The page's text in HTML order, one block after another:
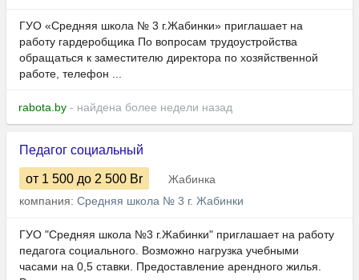
ГУО «Средняя школа № 3 г.Жабинки» приглашает на
работу гардеробщика По вопросам трудоустройства
обращаться к заместителю директора по хозяйственной
работе, телефон ...
rabota.by - найдена более недели назад
Педагог социальный
от 1 500 до 2 500 Br
Жабинка
компания: Средняя школа № 3 г. Жабинки
ГУО "Средняя школа №3 г.Жабинки" приглашает на работу
педагога социального. Возможно нагрузка учебными
часами на 0,5 ставки. Предоставление арендного жилья.